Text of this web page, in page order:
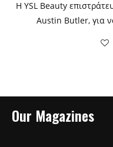
Η YSL Beauty
Austin Butler, για
Our Magazines